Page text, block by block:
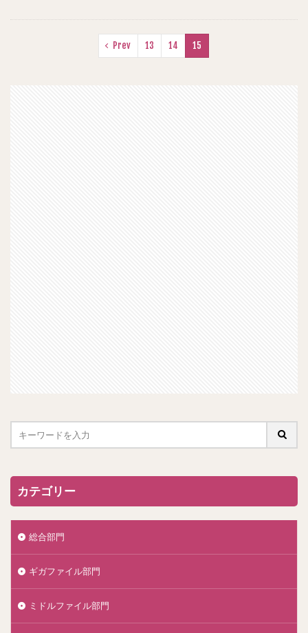
Prev 13 14 15
カテゴリー
総合部門
ギガファイル部門
ミドルファイル部門